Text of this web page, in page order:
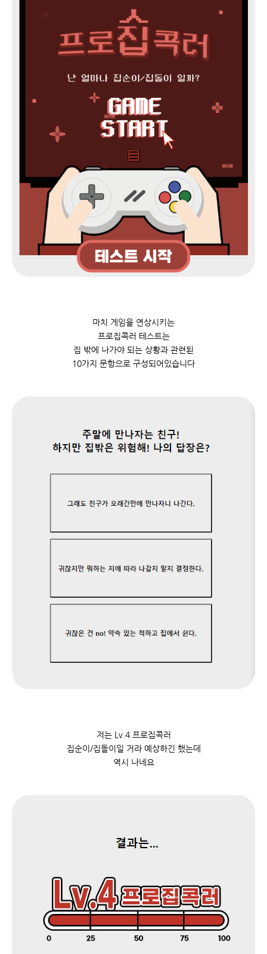
마치 게임을 연상시키는
프로집콕러 테스트는
집 밖에 나가야 되는 상황과 관련된
10가지 문항으로 구성되어있습니다
저는 Lv.4 프로집콕러
집순이/집돌이일 거라 예상하긴 했는데
역시 나네요